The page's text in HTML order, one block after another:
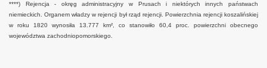
****) Rejencja - okręg administracyjny w Prusach i niektórych innych państwach
niemieckich. Organem władzy w rejencji był rząd rejencji. Powierzchnia rejencji koszalińskiej
w roku 1820 wynosiła 13.777 km², co stanowiło 60,4 proc. powierzchni obecnego
województwa zachodniopomorskiego.